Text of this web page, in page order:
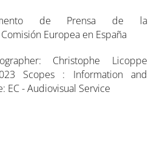
de Prensa de la
Europea en España
Christophe Licoppe
Scopes : Information and
EC - Audiovisual Service